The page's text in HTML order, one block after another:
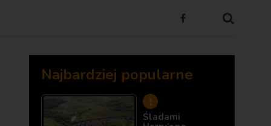
Najbardziej popularne
Śladami